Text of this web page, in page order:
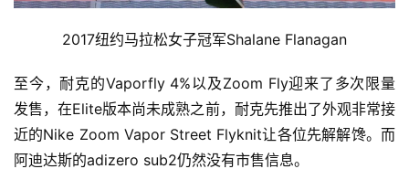
2017纽约马拉松女子冠军Shalane Flanagan
至今，耐克的Vaporfly 4%以及Zoom Fly迎来了多次限量
发售，在Elite版本尚未成熟之前，耐克先推出了外观非常接
近的Nike Zoom Vapor Street Flyknit让各位先解解馋。而
阿迪达斯的adizero sub2仍然没有市售信息。